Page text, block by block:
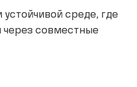
среде, где
через совместные